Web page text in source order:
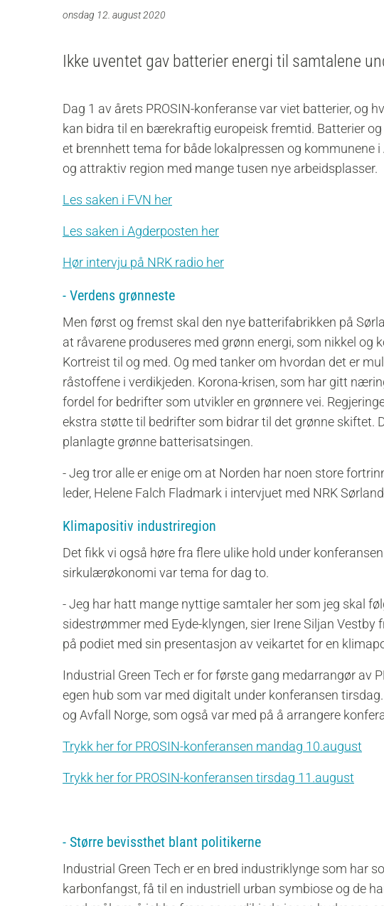
onsdag 12. august 2020
Ikke uventet gav batterier energi til samtalene
Dag 1 av årets PROSIN-konferanse var viet batterier, og
kan bidra til en bærekraftig europeisk fremtid. Batterier
et brennhett tema for både lokalpressen og kommunene
og attraktiv region med mange tusen nye arbeidsplasser.
Les saken i FVN her
Les saken i Agderposten her
Hør intervju på NRK radio her
- Verdens grønneste
Men først og fremst skal den nye batterifabrikken på
at råvarene produseres med grønn energi, som nikkel og
Kortreist til og med. Og med tanker om hvordan det er
råstoffene i verdikjeden. Korona-krisen, som har gitt
fordel for bedrifter som utvikler en grønnere vei.
ekstra støtte til bedrifter som bidrar til det grønne skiftet.
planlagte grønne batterisatsingen.
- Jeg tror alle er enige om at Norden har noen store
leder, Helene Falch Fladmark i intervjuet med NRK
Klimapositiv industriregion
Det fikk vi også høre fra flere ulike hold under
sirkulærøkonomi var tema for dag to.
- Jeg har hatt mange nyttige samtaler her som jeg skal
sidestrømmer med Eyde-klyngen, sier Irene Siljan Vestby
på podiet med sin presentasjon av veikartet for en
Industrial Green Tech er for første gang medarrangør av
egen hub som var med digitalt under konferansen
og Avfall Norge, som også var med på å arrangere
Trykk her for PROSIN-konferansen mandag 10.august
Trykk her for PROSIN-konferansen tirsdag 11.august
- Større bevissthet blant politikerne
Industrial Green Tech er en bred industriklynge som har
karbonfangst, få til en industriell urban symbiose og de